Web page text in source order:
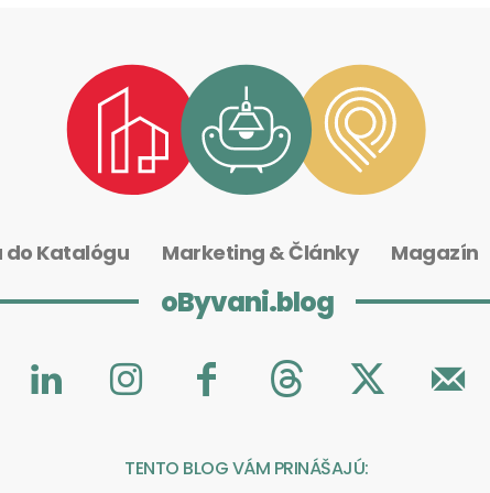
do Katalógu Marketing & Články Magazín
oByvani.blog
TENTO BLOG VÁM PRINÁŠAJÚ: